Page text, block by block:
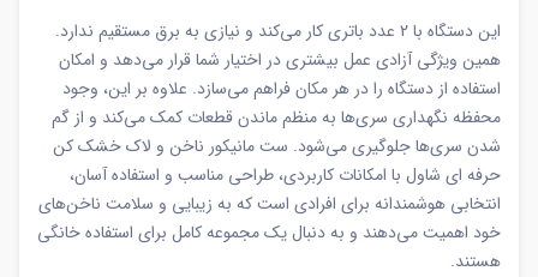
این دستگاه با 2 عدد باتری کار می‌کند و نیازی به برق مستقیم ندارد.
همین ویژگی آزادی عمل بیشتری در اختیار شما قرار می‌دهد و امکان
استفاده از دستگاه را در هر مکان فراهم می‌سازد. علاوه بر این، وجود
محفظه نگهداری سری‌ها به منظم ماندن قطعات کمک می‌کند و از گم
شدن سری‌ها جلوگیری می‌شود. ست مانیکور ناخن و لاک خشک کن
حرفه ای شاول با امکانات کاربردی، طراحی مناسب و استفاده آسان،
انتخابی هوشمندانه برای افرادی است که به زیبایی و سلامت ناخن‌های
خود اهمیت می‌دهند و به دنبال یک مجموعه کامل برای استفاده خانگی
هستند.